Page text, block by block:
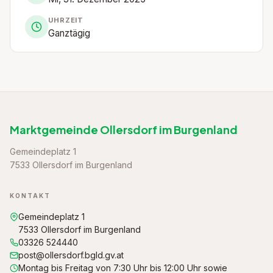
UHRZEIT
Ganztägig
Marktgemeinde Ollersdorf im Burgenland
Gemeindeplatz 1
7533 Ollersdorf im Burgenland
KONTAKT
Gemeindeplatz 1
7533 Ollersdorf im Burgenland
03326 524440
post@ollersdorf.bgld.gv.at
Montag bis Freitag von 7:30 Uhr bis 12:00 Uhr sowie